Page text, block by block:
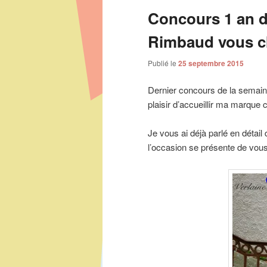
Concours 1 an
Rimbaud vous
Publié le 25 septembre 2015
Dernier concours de la
plaisir d’accueillir ma marque
Je vous ai déjà parlé en détail
l’occasion se présente de